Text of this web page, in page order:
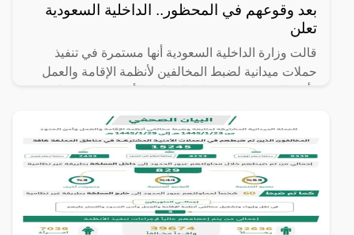
بعد وقوعهم في المحظور.. الداخلية السعودية
تعلن
قالت وزارة الداخلية السعودية أنها مستمرة في تنفيذ
حملات ميدانية لضبط المخالفين لأنظمة الإقامة والعمل